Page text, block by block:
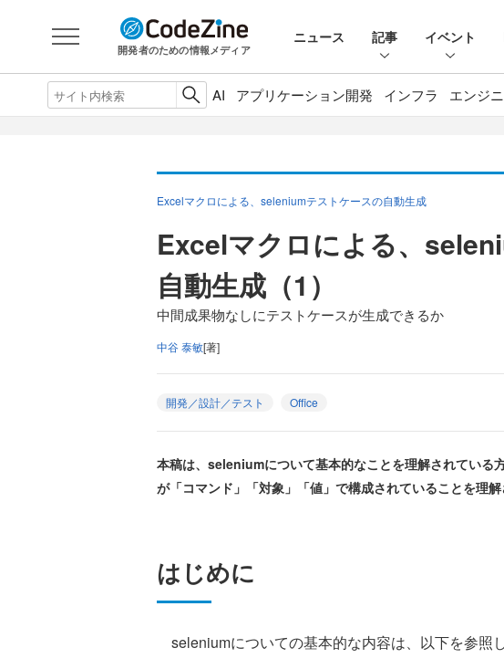
開発者のための情報メディア
ニュース 記事 イベント
AI アプリケーション開発 インフラ エンジ
Excelマクロによる、seleniumテストケースの自動生成
Excelマクロによる、
自動生成（1）
中間成果物なしにテストケースが生成できるか
中谷 泰敏[著]
開発／設計／テスト Office
本稿は、seleniumについて基本的なことを理解されている
が「コマンド」「対象」「値」で構成されていることを理解
はじめに
seleniumについての基本的な内容は、以下を参照